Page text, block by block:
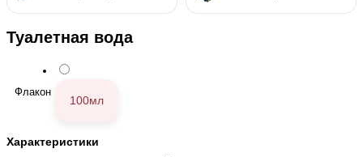
Туалетная вода
Флакон
100мл
Характеристики